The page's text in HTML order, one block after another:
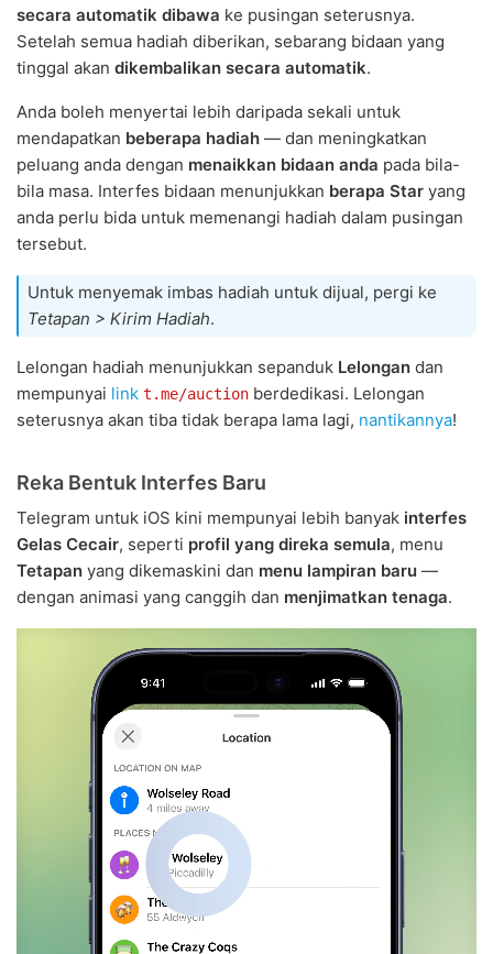
secara automatik dibawa ke pusingan seterusnya.
Setelah semua hadiah diberikan, sebarang bidaan yang
tinggal akan dikembalikan secara automatik.
Anda boleh menyertai lebih daripada sekali untuk
mendapatkan beberapa hadiah — dan meningkatkan
peluang anda dengan menaikkan bidaan anda pada bila-
bila masa. Interfes bidaan menunjukkan berapa Star yang
anda perlu bida untuk memenangi hadiah dalam pusingan
tersebut.
Untuk menyemak imbas hadiah untuk dijual, pergi ke
Tetapan > Kirim Hadiah.
Lelongan hadiah menunjukkan sepanduk Lelongan dan
mempunyai link t.me/auction berdedikasi. Lelongan
seterusnya akan tiba tidak berapa lama lagi, nantikannya!
Reka Bentuk Interfes Baru
Telegram untuk iOS kini mempunyai lebih banyak interfes
Gelas Cecair, seperti profil yang direka semula, menu
Tetapan yang dikemaskini dan menu lampiran baru —
dengan animasi yang canggih dan menjimatkan tenaga.